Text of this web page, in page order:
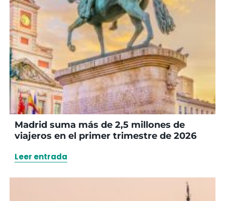
Madrid suma más de 2,5 millones de
viajeros en el primer trimestre de 2026
Leer entrada